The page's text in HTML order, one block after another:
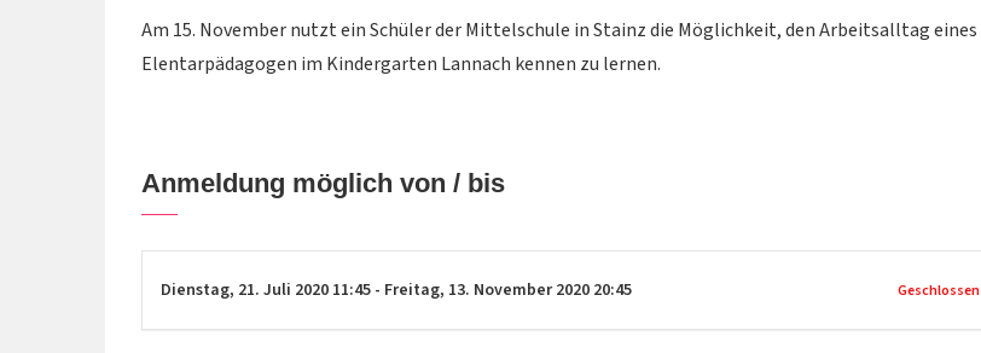
Am 15. November nutzt ein Schüler der Mittelschule in Stainz die Möglichkeit, den Arbeitsalltag eines
Elentarpädagogen im Kindergarten Lannach kennen zu lernen.
Anmeldung möglich von / bis
Dienstag, 21. Juli 2020 11:45 - Freitag, 13. November 2020 20:45 Geschlossen